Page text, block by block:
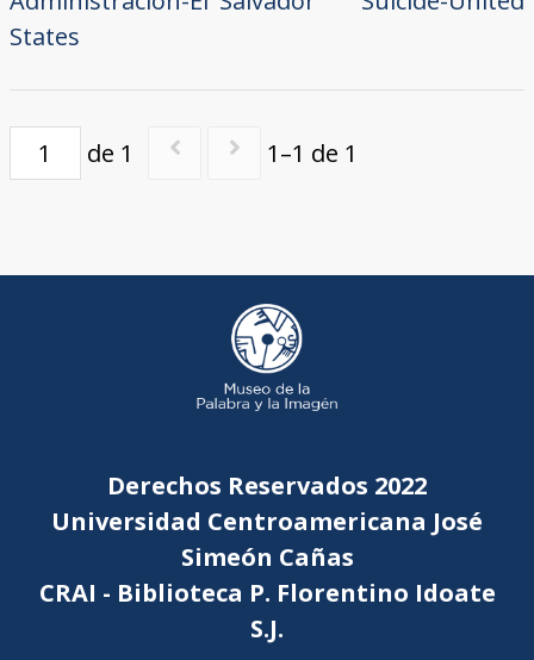
States
de 1 1–1 de 1
Derechos Reservados 2022
Universidad Centroamericana José
Simeón Cañas
CRAI - Biblioteca P. Florentino Idoate
S.J.